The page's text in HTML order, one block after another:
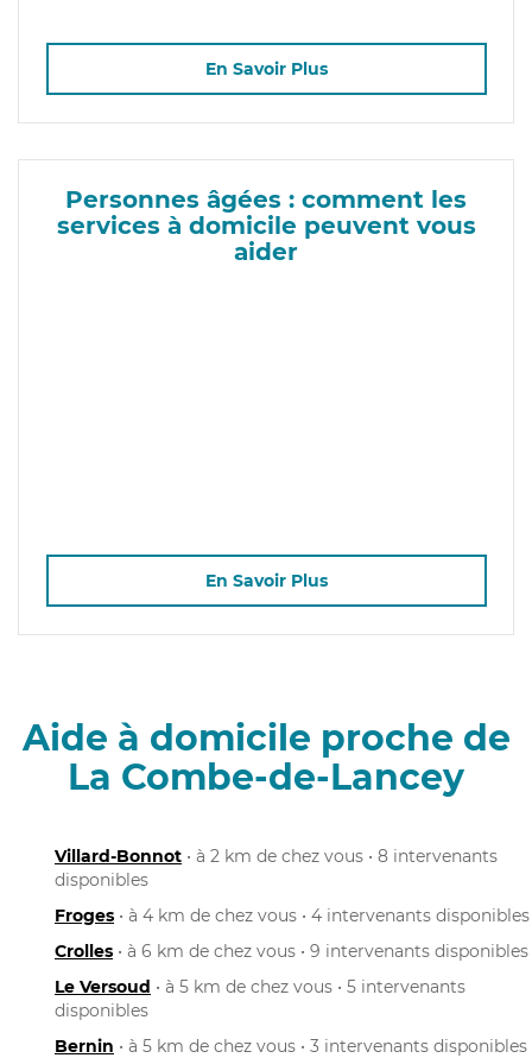
En Savoir Plus
Personnes âgées : comment les
services à domicile peuvent vous
aider
En Savoir Plus
Aide à domicile proche de
La Combe-de-Lancey
Villard-Bonnot • à 2 km de chez vous • 8 intervenants
disponibles
Froges • à 4 km de chez vous • 4 intervenants disponibles
Crolles • à 6 km de chez vous • 9 intervenants disponibles
Le Versoud • à 5 km de chez vous • 5 intervenants
disponibles
Bernin • à 5 km de chez vous • 3 intervenants disponibles